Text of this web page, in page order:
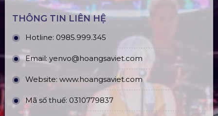
THÔNG TIN LIÊN HỆ
Hotline: 0985.999.345
Email: yenvo@hoangsaviet.com
Website: www.hoangsaviet.com
Mã số thuế: 0310779837